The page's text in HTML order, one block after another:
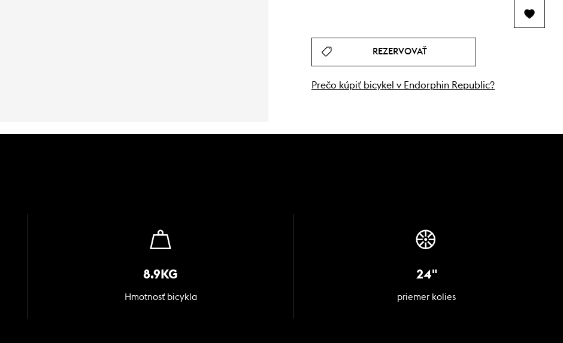
REZERVOVAŤ
Prečo kúpiť bicykel v Endorphin Republic?
8.9KG
Hmotnosť bicykla
24"
priemer kolies